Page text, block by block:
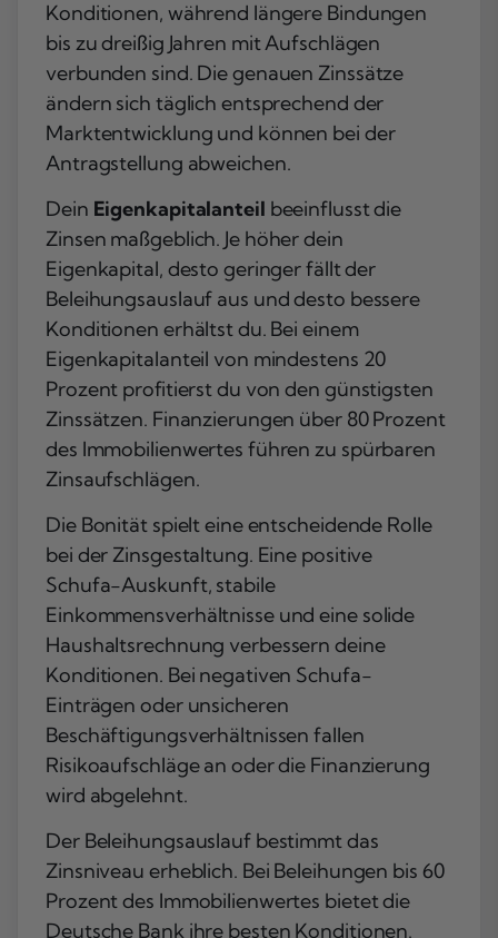
Konditionen, während längere Bindungen
bis zu dreißig Jahren mit Aufschlägen
verbunden sind. Die genauen Zinssätze
ändern sich täglich entsprechend der
Marktentwicklung und können bei der
Antragstellung abweichen.
Dein Eigenkapitalanteil beeinflusst die
Zinsen maßgeblich. Je höher dein
Eigenkapital, desto geringer fällt der
Beleihungsauslauf aus und desto bessere
Konditionen erhältst du. Bei einem
Eigenkapitalanteil von mindestens 20
Prozent profitierst du von den günstigsten
Zinssätzen. Finanzierungen über 80 Prozent
des Immobilienwertes führen zu spürbaren
Zinsaufschlägen.
Die Bonität spielt eine entscheidende Rolle
bei der Zinsgestaltung. Eine positive
Schufa-Auskunft, stabile
Einkommensverhältnisse und eine solide
Haushaltsrechnung verbessern deine
Konditionen. Bei negativen Schufa-
Einträgen oder unsicheren
Beschäftigungsverhältnissen fallen
Risikoaufschläge an oder die Finanzierung
wird abgelehnt.
Der Beleihungsauslauf bestimmt das
Zinsniveau erheblich. Bei Beleihungen bis 60
Prozent des Immobilienwertes bietet die
Deutsche Bank ihre besten Konditionen.